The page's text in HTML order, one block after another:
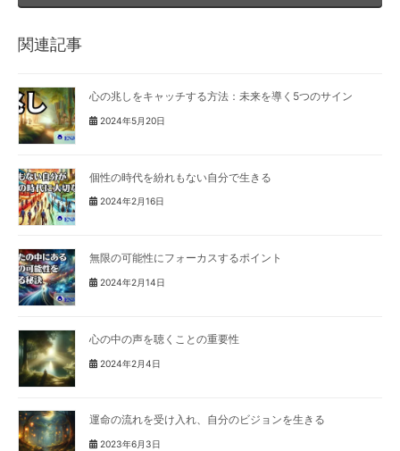
関連記事
心の兆しをキャッチする方法：未来を導く5つのサイン
2024年5月20日
個性の時代を紛れもない自分で生きる
2024年2月16日
無限の可能性にフォーカスするポイント
2024年2月14日
心の中の声を聴くことの重要性
2024年2月4日
運命の流れを受け入れ、自分のビジョンを生きる
2023年6月3日